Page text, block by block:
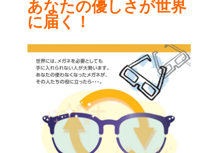
あなたの優しさが世界
に届く！